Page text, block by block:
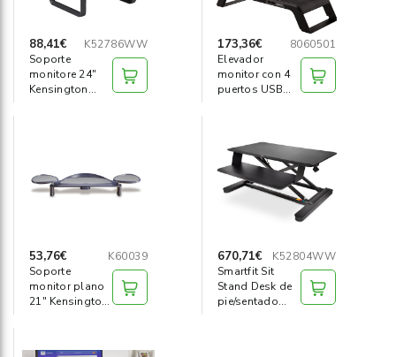
88,41€
K52786WW
Soporte
monitore 24"
Kensington
173,36€
8060501
Elevador
monitor con 4
puertos USB
53,76€
K60039
Soporte
monitor plano
21" Kensington
670,71€
K52804WW
Smartfit Sit
Stand Desk de
pie/sentado